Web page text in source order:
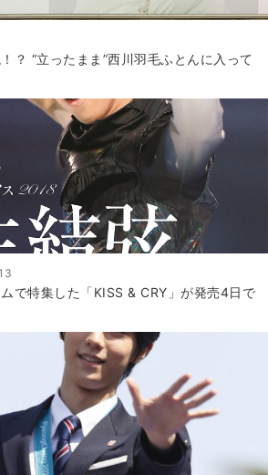
？ “立ったまま”西川羽毛ふとんに入って
で特集した「KISS & CRY」が発売4日で